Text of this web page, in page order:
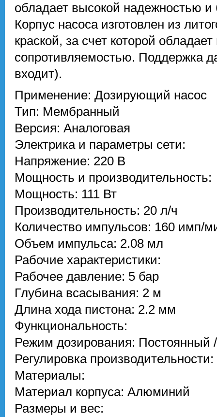
обладает высокой надежностью
Корпус насоса изготовлен из
краской, за счет которой
сопротивляемостью. Поддержка
входит).
Применение: Дозирующий насос
Тип: Мембранный
Версия: Аналоговая
Электрика и параметры сети:
Напряжение: 220 В
Мощность и производительность:
Мощность: 111 Вт
Производительность: 20 л/ч
Количество импульсов: 160 имп/
Объем импульса: 2.08 мл
Рабочие характеристики:
Рабочее давление: 5 бар
Глубина всасывания: 2 м
Длина хода пистона: 2.2 мм
Функциональность:
Режим дозирования: Постоянный
Регулировка
Материалы:
Материал корпуса: Алюминий
Размеры и вес: